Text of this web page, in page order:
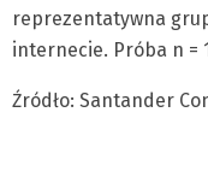
reprezentatywna
internecie. Próba n =
Źródło: Santander